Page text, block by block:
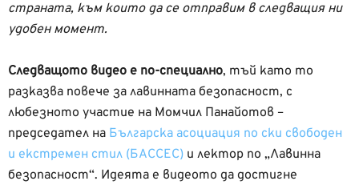
страната, към които да се отправим в следващия ни
удобен момент.
Следващото видео е по-специално, тъй като то
разказва повече за лавинната безопасност, с
любезното участие на Момчил Панайотов –
председател на Българска асоциация по ски свободен
и екстремен стил (БАССЕС) и лектор по „Лавинна
безопасност“. Идеята е видеото да достигне